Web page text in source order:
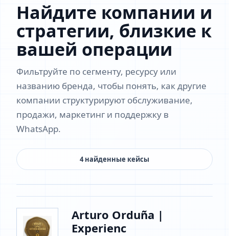
Найдите компании и
стратегии, близкие к
вашей операции
Фильтруйте по сегменту, ресурсу или
названию бренда, чтобы понять, как другие
компании структурируют обслуживание,
продажи, маркетинг и поддержку в
WhatsApp.
4 найденные кейсы
Arturo Orduña |
Experienc